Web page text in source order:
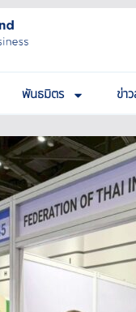
พันธมิตร ข่า